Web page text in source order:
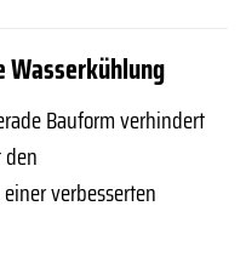
Wasserkühlung
Bauform verhindert
verbesserten